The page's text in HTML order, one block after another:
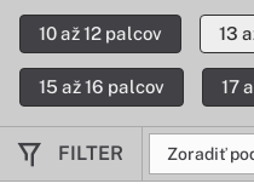
Tieto šikovné tašky a púzdra
notebooky. Vďaka nim
10 až 12 palcov 13
15 až 16 palcov 17
FILTER